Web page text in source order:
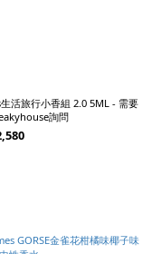
行小香組 2.0 5ML - 需要
詢問